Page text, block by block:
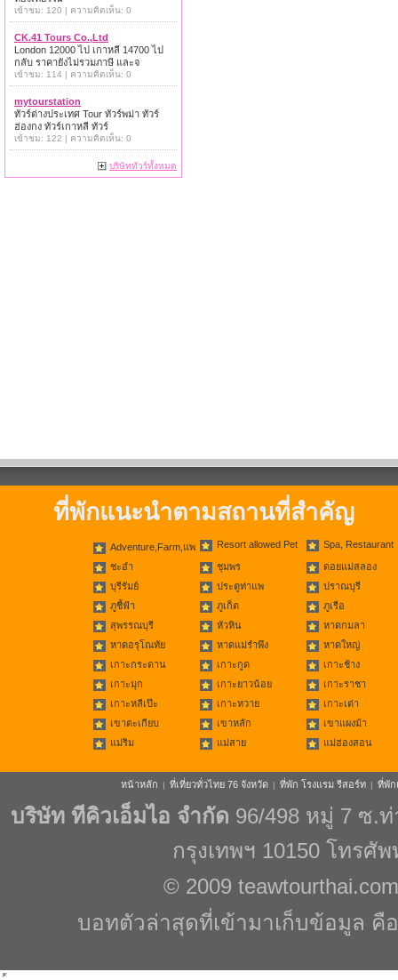
เข้าชม: 120 | ความคิดเห็น: 0
CK.41 Tours Co.,Ltd
London 12000 ไป เกาหลี 14700 ไป
กลับ ราคายังไม่รวมภาษี และจ
เข้าชม: 114 | ความคิดเห็น: 0
mytourstation
ทัวร์ต่างประเทศ Tour ทัวร์พม่า ทัวร์
ฮ่องกง ทัวร์เกาหลี ทัวร์
เข้าชม: 122 | ความคิดเห็น: 0
บริษัททัวร์ทั้งหมด
ที่พักแนะนำตามสถานที่สำคัญ
Adventure,Farm,แพ Resort allowed Pet Spa, Restaurant
ชะอำ ชุมพร
ดอยแม่สลอง
บุรีรัมย์
ประตูท่าแพ
ปราณบุรี
ภูชี้ฟ้า
ภูเก็ต
ภูเรือ
สุพรรณบุรี
หัวหิน
หาดกมลา
หาดอรุโณทัย
หาดแม่รำพึง
หาดใหญ่
เกาะกระดาน
เกาะกูด
เกาะช้าง
เกาะมุก
เกาะยาวน้อย
เกาะราชา
เกาะหลีเป๊ะ
เกาะหวาย
เกาะเต่า
เขาตะเกียบ
เขาหลัก
เขาแผงม้า
แม่ริม
แม่สาย แม่ฮ่องสอน
หน้าหลัก | ที่เที่ยวทั่วไทย 76 จังหวัด | ที่พัก โรงแรม รีสอร์ท | ที่พัก
บริษัท ทีคิวเอ็มไอ จำกัด 96/498 หมู่ 7 ซ.
กรุงเทพฯ 10150 โทรศั
© 2009 teawtourthai.com
บอทตัวล่าสุดที่เข้ามาเก็บข้อมูล คือ